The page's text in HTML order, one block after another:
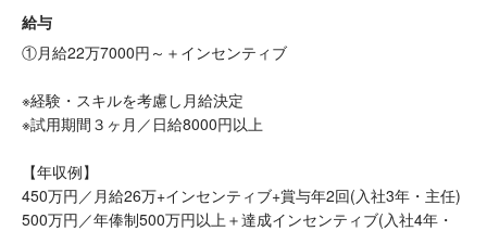
給与
①月給22万7000円～＋インセンティブ
※経験・スキルを考慮し月給決定
※試用期間３ヶ月／日給8000円以上
【年収例】
450万円／月給26万+インセンティブ+賞与年2回(入社3年・主任)
500万円／年俸制500万円以上＋達成インセンティブ(入社4年・